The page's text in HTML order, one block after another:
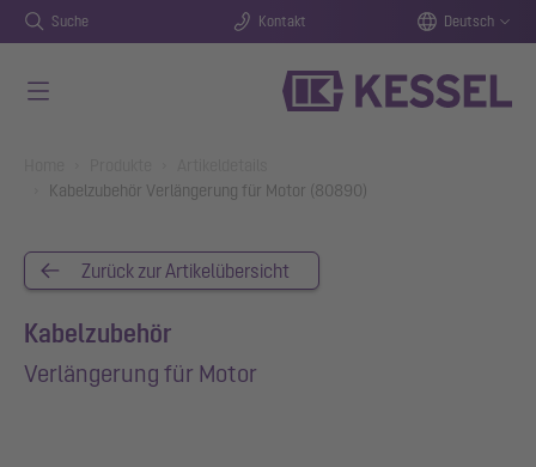
Suche Kontakt Deutsch
Kabelzubehör Verlängerung für Motor (80890)
Zurück zur Artikelübersicht
Kabelzubehör
Verlängerung für Motor